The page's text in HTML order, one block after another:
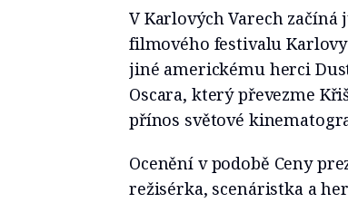
V Karlových Varech
filmového festivalu
jiné americkému herci
Oscara, který převezme
přínos světové
Ocenění v podobě Ceny
režisérka, scenáristka a